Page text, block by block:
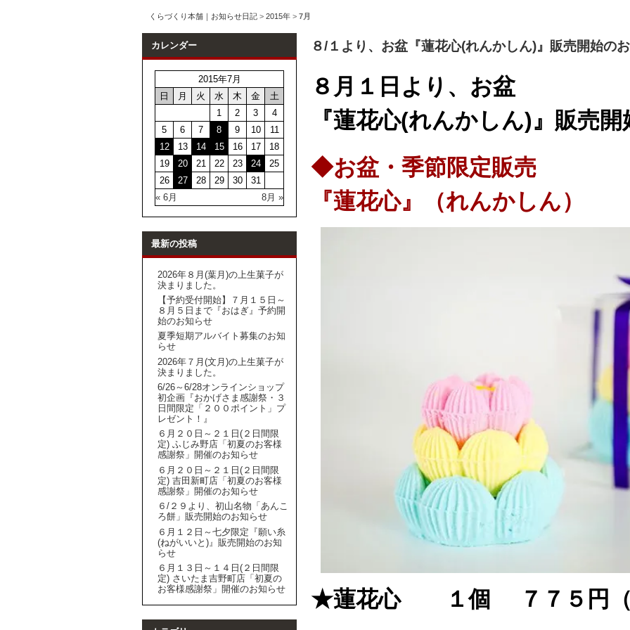
くらづくり本舗｜お知らせ日記 > 2015年 > 7月
カレンダー
2015年7月
日
月 火 水 木 金 土
« 6月 8月 »
1 2 3
4
5
6 7 8 9 10
11
12
13 14 15 16 17
18
19
20 21 22 23 24
25
26
27 28 29 30 31
最新の投稿
2026年８月(葉月)の上生菓子が
決まりました。
【予約受付開始】７月１５日～
８月５日まで『おはぎ』予約開
始のお知らせ
夏季短期アルバイト募集のお知
らせ
2026年７月(文月)の上生菓子が
決まりました。
6/26～6/28オンラインショップ
初企画『おかげさま感謝祭・３
日間限定「２００ポイント」プ
レゼント！』
６月２０日～２１日(２日間限
定) ふじみ野店「初夏のお客様
感謝祭」開催のお知らせ
６月２０日～２１日(２日間限
定) 吉田新町店「初夏のお客様
感謝祭」開催のお知らせ
６/２９より、初山名物「あんこ
ろ餅」販売開始のお知らせ
６月１２日～七夕限定『願い糸
(ねがいいと)』販売開始のお知
らせ
６月１３日～１４日(２日間限
定) さいたま吉野町店「初夏の
お客様感謝祭」開催のお知らせ
８/１より、お盆『蓮花心(れんかしん)』販売開始の
８月１日より、お盆
『蓮花心(れんかしん)』販売
◆お盆・季節限定販売
『蓮花心』
（れんかしん）
★蓮花心 １個 ７７５円（